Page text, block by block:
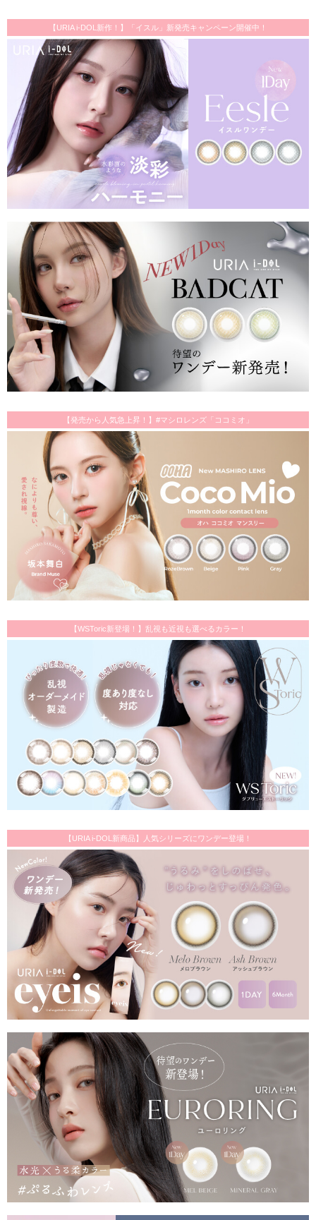
【URIA i-DOL新作！】「イスル」新発売キャンペーン開催中！
【発売から人気急上昇！】#マシロレンズ「ココミオ」
【WSToric新登場！】乱視も近視も選べるカラー！
【URIA i-DOL新商品】人気シリーズにワンデー登場！